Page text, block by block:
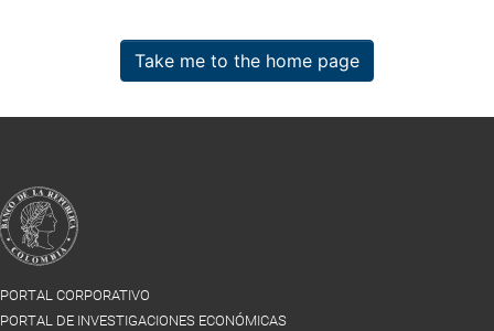
Take me to the home page
PORTAL CORPORATIVO
PORTAL DE INVESTIGACIONES ECONÓMICAS